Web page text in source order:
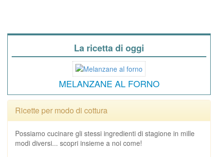
La ricetta di oggi
MELANZANE AL FORNO
Ricette per modo di cottura
Possiamo cucinare gli stessi ingredienti di stagione in mille
modi diversi... scopri insieme a noi come!